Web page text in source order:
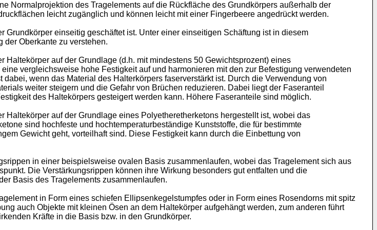
Normalprojektion des Tragelements auf die Rückfläche des Grundkörpers außerhalb der
leicht zugänglich und können leicht mit einer Fingerbeere angedrückt werden.
einseitig geschäftet ist. Unter einer einseitigen Schäftung ist in diesem
der Oberkante zu verstehen.
auf der Grundlage (d.h. mit mindestens 50 Gewichtsprozent) eines
vergleichsweise hohe Festigkeit auf und harmonieren mit den zur Befestigung verwendeten
wenn das Material des Halterkörpers faserverstärkt ist. Durch die Verwendung von
weiter steigern und die Gefahr von Brüchen reduzieren. Dabei liegt der Faseranteil
des Haltekörpers gesteigert werden kann. Höhere Faseranteile sind möglich.
auf der Grundlage eines Polyetheretherketons hergestellt ist, wobei das
sind hochfeste und hochtemperaturbeständige Kunststoffe, die für bestimmte
Gewicht geht, vorteilhaft sind. Diese Festigkeit kann durch die Einbettung von
in einer beispielsweise ovalen Basis zusammenlaufen, wobei das Tragelement sich aus
Die Verstärkungsrippen können ihre Wirkung besonders gut entfalten und die
Basis des Tragelements zusammenlaufen.
in Form eines schiefen Ellipsenkegelstumpfes oder in Form eines Rosendorns mit spitz
auch Objekte mit kleinen Ösen an dem Haltekörper aufgehängt werden, zum anderen führt
Kräfte in die Basis bzw. in den Grundkörper.